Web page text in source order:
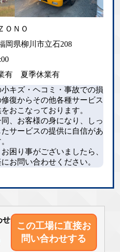
ＯＮＯ
岡県柳川市立石208
有 夏季休業有
小キズ・ヘコミ・事故での損
復からその他各種サービス
おこなっております。
、お客様の身になり、しっ
サービスの提供に自信があ
お困り事がございましたら、
お問い合わせください。
せ
この工場に直接お
問い合わせする